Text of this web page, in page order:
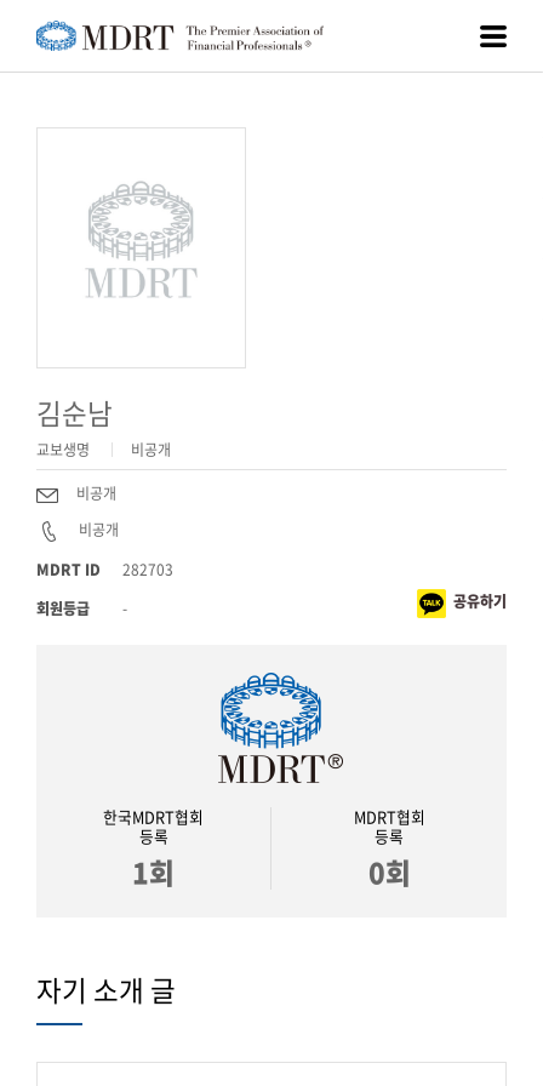
김순남
교보생명
비공개
비공개
비공개
MDRT ID
282703
회원등급
- 공유하기
한국MDRT협회
등록
1회
MDRT협회
등록
0회
자기 소개 글